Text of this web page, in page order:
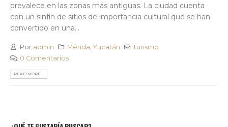
prevalece en las zonas más antiguas. La ciudad cuenta
con un sinfín de sitios de importancia cultural que se han
convertido en una...
Por admin Mérida ,Yucatán
turismo
0 Comentarios
READ MORE...